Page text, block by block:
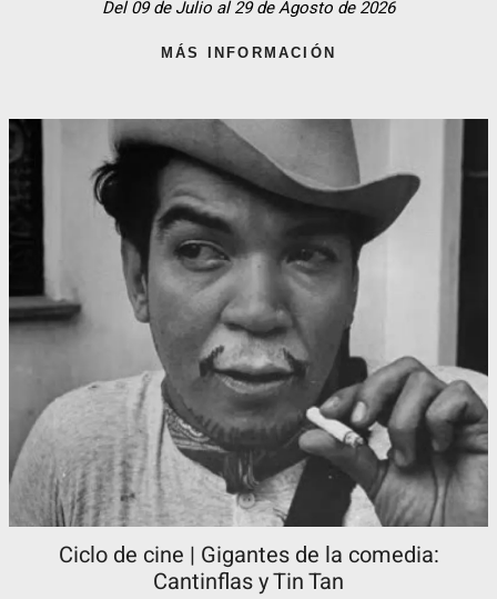
Del 09 de Julio al 29 de Agosto de 2026
MÁS INFORMACIÓN
Ciclo de cine | Gigantes de la comedia:
Cantinflas y Tin Tan​